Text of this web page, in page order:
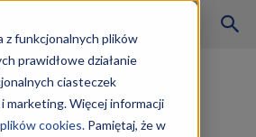
z funkcjonalnych plików
prawidłowe działanie
ciasteczek
marketing. Więcej informacji
cookies.Pamiętaj, że w
Użytkowanie obrabiarek skrawających
obrabiarek